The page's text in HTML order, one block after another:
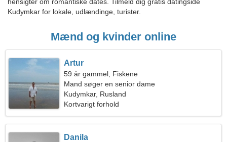
Kudymkar for lokale, udlændinge, turister.
Mænd og kvinder online
Artur
59 år gammel, Fiskene
Mand søger en senior dame
Kudymkar, Rusland
Kortvarigt forhold
Danila